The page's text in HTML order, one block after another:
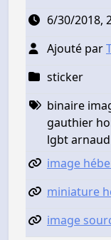
6/30/2018,
Ajouté par
sticker
binaire
gauthier
lgbt
image
miniature
image